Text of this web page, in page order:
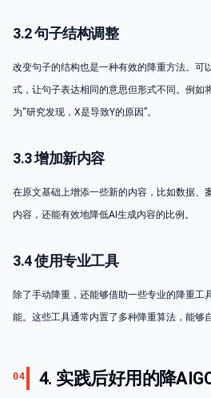
3.2 句子结构调整
改变句子的结构也是一种有效的降重方法。可
式，让句子表达相同的意思但形式不同。例如
为“研究发现，X是导致Y的原因”。
3.3 增加新内容
在原文基础上增添一些新的内容，比如数据、
内容，还能有效地降低AI生成内容的比例。
3.4 使用专业工具
除了手动降重，还能够借助一些专业的降重工
能。这些工具通常内置了多种降重算法，能够
04 4. 实践后好用的降